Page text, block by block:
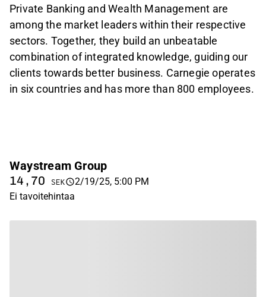
Private Banking and Wealth Management are
among the market leaders within their respective
sectors. Together, they build an unbeatable
combination of integrated knowledge, guiding our
clients towards better business. Carnegie operates
in six countries and has more than 800 employees.
Waystream Group
14,70 SEK
2/19/25, 5:00 PM
Ei tavoitehintaa